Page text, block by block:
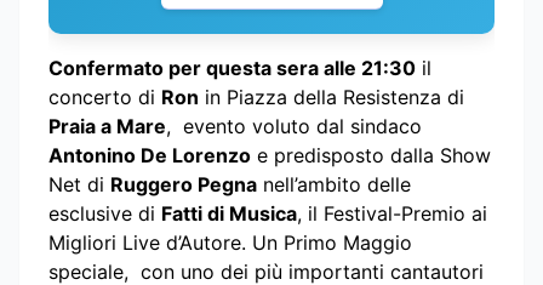
Confermato per questa sera alle 21:30 il
concerto di Ron in Piazza della Resistenza di
Praia a Mare, evento voluto dal sindaco
Antonino De Lorenzo e predisposto dalla Show
Net di Ruggero Pegna nell’ambito delle
esclusive di Fatti di Musica, il Festival-Premio ai
Migliori Live d’Autore. Un Primo Maggio
speciale, con uno dei più importanti cantautori